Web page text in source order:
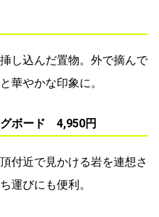
し込んだ置物。外で摘んで
華やかな印象に。
グボード 4,950円
付近で見かける岩を連想さ
運びにも便利。